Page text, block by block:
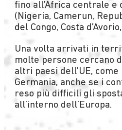
fino all’Africa centrale e
(Nigeria, Camerun,
del Congo, Costa
Una volta arrivati in
molte persone cercano
altri paesi dell’UE, come
Germania, anche se i
reso più difficili gli
all’interno dell’Europa.